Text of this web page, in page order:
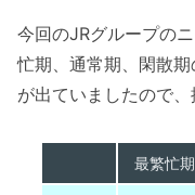
今回のJRグループの
忙期、通常期、閑散
が出ていましたので、
最繁忙期